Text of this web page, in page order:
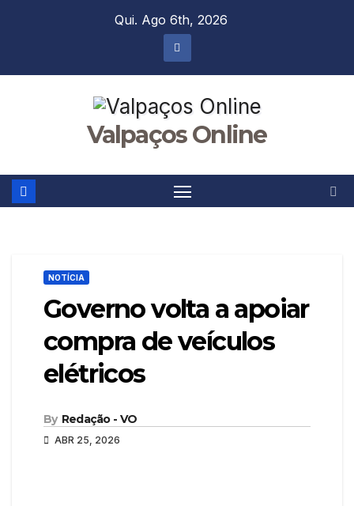
Qui. Ago 6th, 2026
Valpaços Online
NOTÍCIA
Governo volta a apoiar
compra de veículos
elétricos
By Redação - VO
ABR 25, 2026